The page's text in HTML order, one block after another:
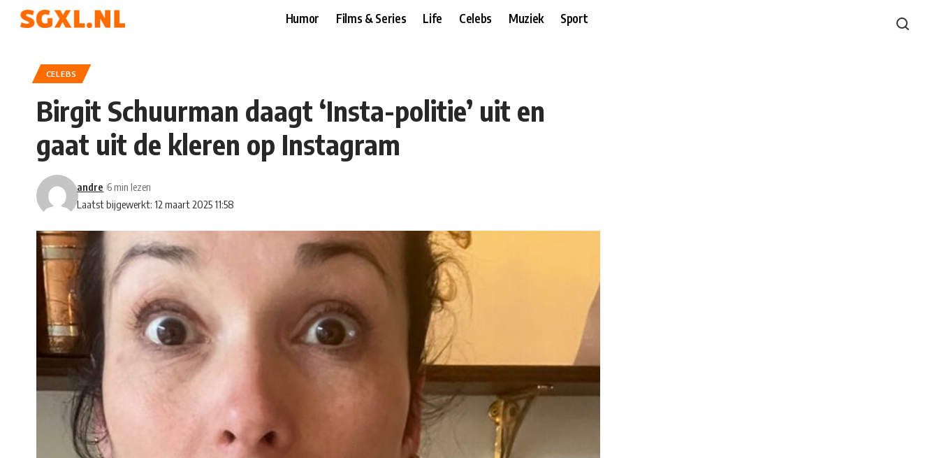
Humor Films & Series Life Celebs Muziek Sport
CELEBS
Birgit Schuurman daagt ‘Insta-politie’ uit en
gaat uit de kleren op Instagram
Laatst bijgewerkt: 12 maart 2025 11:58
andre 6 min lezen